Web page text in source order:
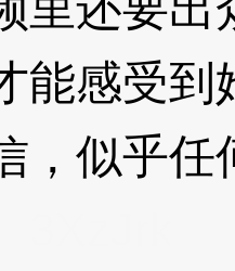
能感受
，似乎